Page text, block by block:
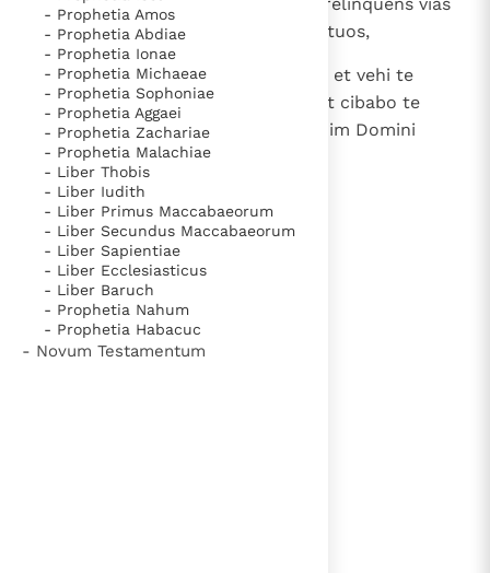
- Prophetia Amos
- Prophetia Abdiae
- Prophetia Ionae
- Prophetia Michaeae
- Prophetia Sophoniae
- Prophetia Aggaei
- Prophetia Zachariae
- Prophetia Malachiae
- Liber Thobis
- Liber Iudith
- Liber Primus Maccabaeorum
- Liber Secundus Maccabaeorum
- Liber Sapientiae
- Liber Ecclesiasticus
- Liber Baruch
- Prophetia Nahum
- Prophetia Habacuc
- Novum Testamentum
tuas et negotia tua et sermones tuos,
tunc delectaberis super Domino; et vehi te
faciam super altitudines terrae et cibabo te
hereditate Iacob patris tui. Os enim Domini
locutum est.
lees verder